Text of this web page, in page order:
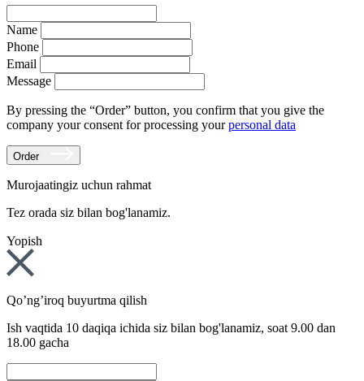
Name
Phone
Email
Message
By pressing the “Order” button, you confirm that you give the
company your consent for processing yourpersonal data
Order
Murojaatingiz uchun rahmat
Tez orada siz bilan bog'lanamiz.
Yopish
Qo’ng’iroq buyurtma qilish
Ish vaqtida 10 daqiqa ichida siz bilan bog'lanamiz, soat 9.00 dan
18.00 gacha